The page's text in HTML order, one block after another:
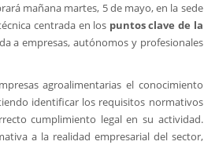
mañana martes, 5 de mayo, en la sede
centrada en los puntos clave de la
a empresas, autónomos y profesionales
agroalimentarias el conocimiento
identificar los requisitos normativos
cumplimiento legal en su actividad.
a la realidad empresarial del sector,